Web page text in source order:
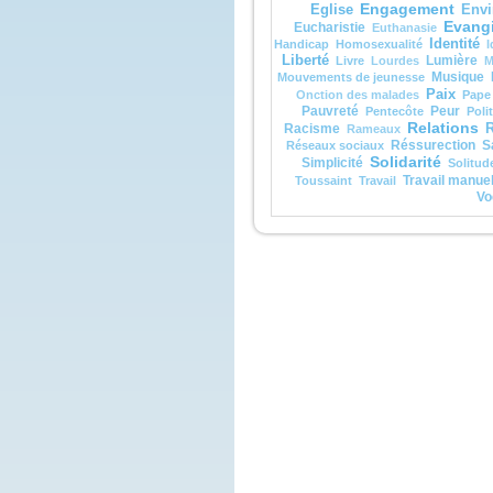
mort
–
de
Eglise Engagement
Eucharistie Euthanasie
Handicap Homosexualité Identité
Liberté Livre Lourdes Lumière
Mouvements de jeunesse Musique
Onction des malades
Paix Pape
Pauvreté Pentecôte Peur
Racisme Rameaux Relations
Réseaux sociaux Réssurection
Simplicité Solidarité
Toussaint Travail Travail manuel